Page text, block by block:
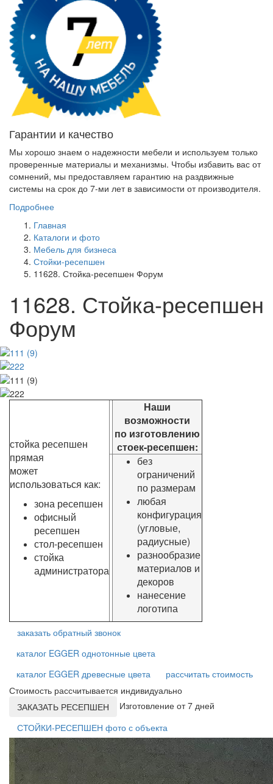
Гарантии и качество
Мы хорошо знаем о надежности мебели и используем только
проверенные материалы и механизмы. Чтобы избавить вас от
сомнений, мы предоставляем гарантию на раздвижные
системы на срок до 7-ми лет в зависимости от производителя.
Подробнее
Главная
Каталоги и фото
Мебель для бизнеса
Стойки-ресепшен
11628. Стойка-ресепшен Форум
11628. Стойка-ресепшен
Форум
стойка ресепшен
прямая
может
использоваться как:
зона ресепшен
офисный
ресепшен
стол-ресепшен
стойка
администратора
Наши
возможности
по изготовлению
стоек-ресепшен:
без
ограничений
по размерам
любая
конфигурация
(угловые,
радиусные)
разнообразие
материалов и
декоров
нанесение
логотипа
заказать обратный звонок
каталог EGGER однотонные цвета
каталог EGGER древесные цвета
рассчитать стоимость
Стоимость рассчитывается индивидуально
ЗАКАЗАТЬ РЕСЕПШЕН
Изготовление от 7 дней
СТОЙКИ-РЕСЕПШЕН фото с объекта